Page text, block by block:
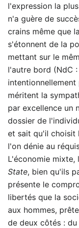
l'expression la
n'a guère de
crains même que
s'étonnent de la
mettant sur le
l'autre bord (NdC
méritent la
par excellence un
dossier de
et sait qu'il choisit
l'on dénie au
L'économie mixte,
State, bien qu'ils
présente le
libertés que la
aux hommes,
de deux côtés :